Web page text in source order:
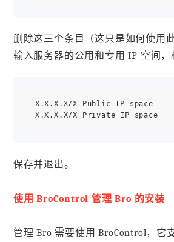
删除这三个条目（这只是如何使用
输入服务器的公用和专用 IP 空间，
X.X.X.X/X Public IP space
保存并退出。
使用 BroControl 管理 Bro 的安装
管理 Bro 需要使用 BroControl，它